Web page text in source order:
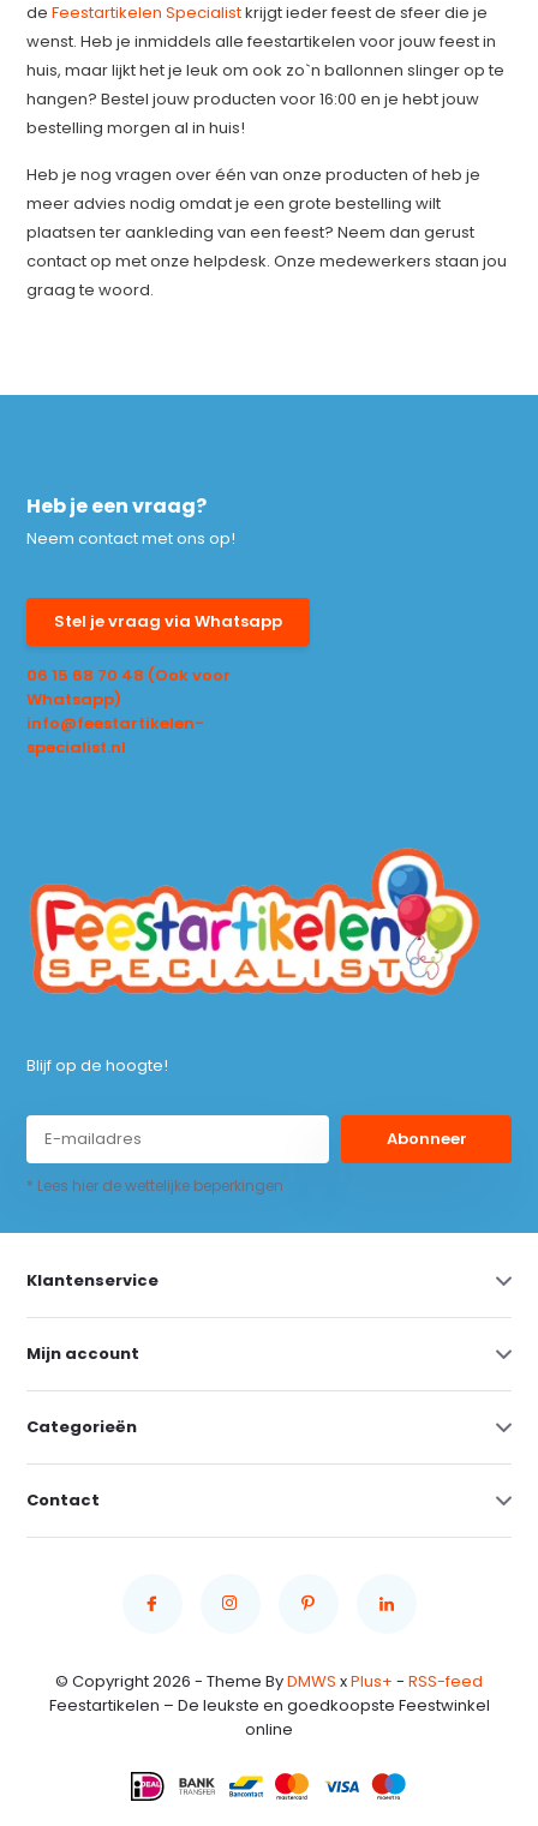
deFeestartikelen Specialistkrijgt ieder feest de sfeer die je
wenst. Heb je inmiddels alle feestartikelen voor jouw feest in
huis, maar lijkt het je leuk om ook zo`n ballonnen slinger op te
hangen? Bestel jouw producten voor 16:00 en je hebt jouw
bestelling morgen al in huis!
Heb je nog vragen over één van onze producten of heb je
meer advies nodig omdat je een grote bestelling wilt
plaatsen ter aankleding van een feest? Neem dan gerust
contact op met onze helpdesk. Onze medewerkers staan jou
graag te woord.
Heb je een vraag?
Neem contact met ons op!
Stel je vraag via Whatsapp
06 15 68 70 48 (Ook voor
Whatsapp)
info@feestartikelen-
specialist.nl
Blijf op de hoogte!
Abonneer
* Lees hier de wettelijke beperkingen
Klantenservice
Mijn account
Categorieën
Contact
© Copyright 2026 - Theme ByDMWS xPlus+ - RSS-feed
Feestartikelen – De leukste en goedkoopste Feestwinkel
online